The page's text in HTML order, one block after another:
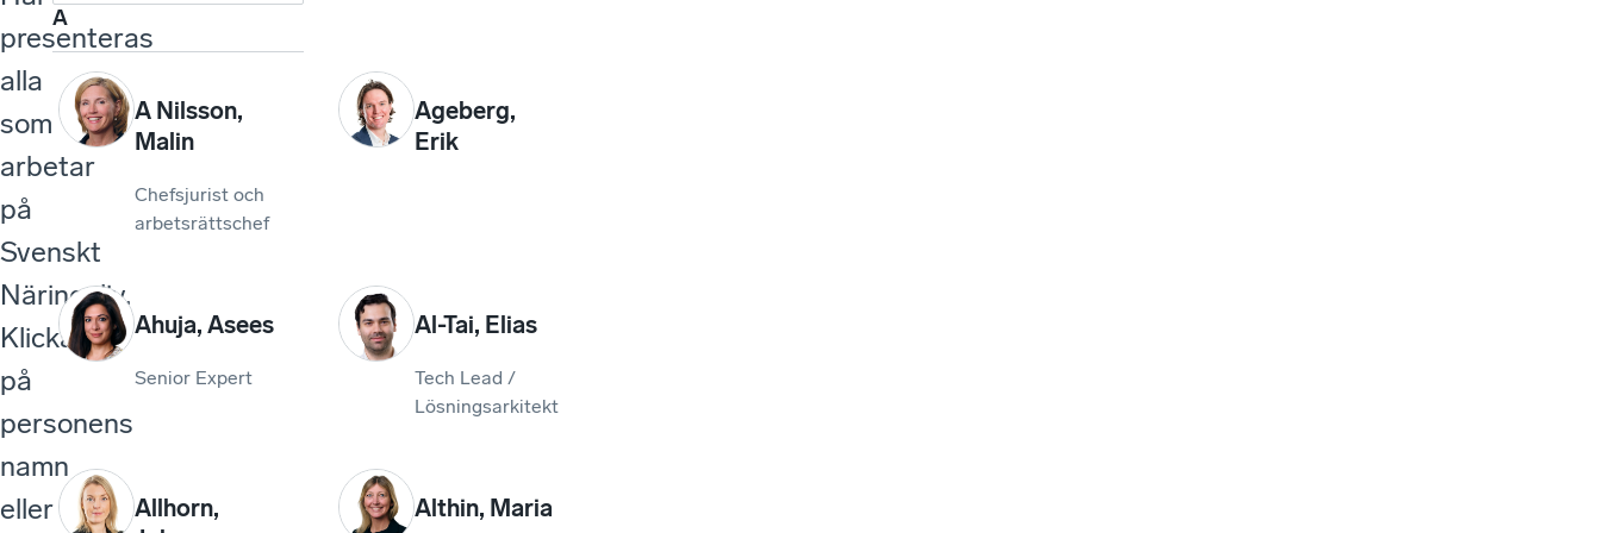
presenteras
alla
som
arbetar
på
Svenskt
Näringsliv.
Klicka
på
personens
namn
eller
A
A Nilsson,
Malin
Chefsjurist och
arbetsrättschef
Ageberg,
Erik
Ahuja, Asees
Senior Expert
Al-Tai, Elias
Tech Lead /
Lösningsarkitekt
Allhorn,
Althin, Maria